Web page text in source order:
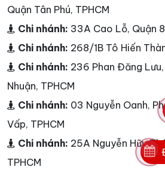
Quận Tân Phú, TPHCM
Chi nhánh: 33A Cao Lỗ, Quận
Chi nhánh: 268/1B Tô Hiến
Chi nhánh: 236 Phan Đăng
Nhuận, TPHCM
Chi nhánh: 03 Nguyễn Oanh,
Vấp, TPHCM
Chi nhánh: 25A Nguyễn Hữu
TPHCM